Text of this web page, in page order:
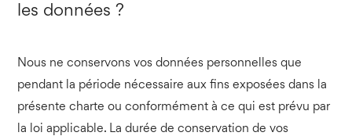
les données ?
Nous ne conservons vos données personnelles que
pendant la période nécessaire aux fins exposées dans la
présente charte ou conformément à ce qui est prévu par
la loi applicable. La durée de conservation de vos